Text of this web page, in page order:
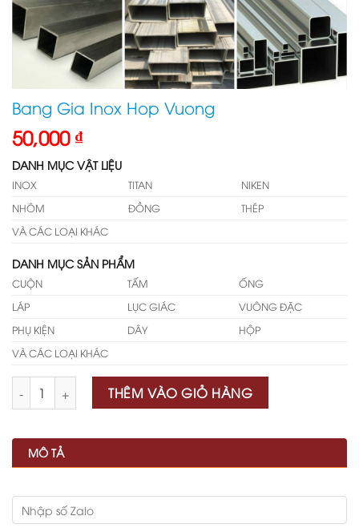
Bang Gia Inox Hop Vuong
50,000 ₫
DANH MỤC VẬT LIỆU
INOX TITAN
NIKEN
NHÔM
ĐỒNG
THÉP
VÀ CÁC LOẠI KHÁC
DANH MỤC SẢN PHẨM
CUỘN TẤM
ỐNG
LÁP
LỤC GIÁC
VUÔNG ĐẶC
PHỤ KIỆN
DÂY
HỘP
VÀ CÁC LOẠI KHÁC
Số lượng THÊM VÀO GIỎ HÀNG
MÔ TẢ